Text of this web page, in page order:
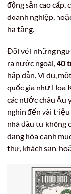
động sản cao cấp,
doanh nghiệp,
hạ tầng.
Đối với những
ra nước ngoài,40
hấp dẫn. Ví dụ,
quốc gia như Hoa
các nước châu Âu
nghìn đến vài triệu
nhà đầu tư không
dạng hóa danh
thự, khách sạn,